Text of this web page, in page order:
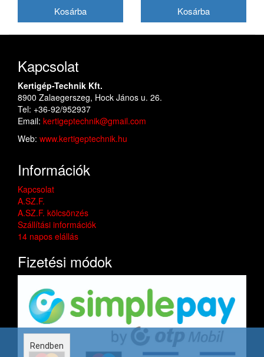
Kapcsolat
Kertigép-Technik Kft.
8900 Zalaegerszeg, Hock János u. 26.
Tel: +36-92/952937
Email: kertigeptechnik@gmail.com
Web: www.kertigeptechnik.hu
Információk
Kapcsolat
A.SZ.F.
A.SZ.F. kölcsönzés
Szállítási információk
14 napos elállás
Fizetési módok
Rendben